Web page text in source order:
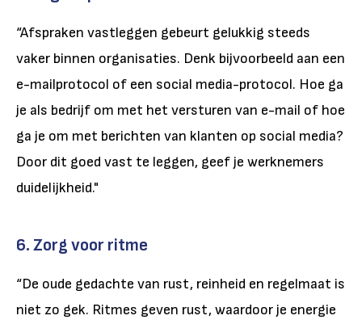
“Afspraken vastleggen gebeurt gelukkig steeds
vaker binnen organisaties. Denk bijvoorbeeld aan een
e-mailprotocol of een social media-protocol. Hoe ga
je als bedrijf om met het versturen van e-mail of hoe
ga je om met berichten van klanten op social media?
Door dit goed vast te leggen, geef je werknemers
duidelijkheid."
6. Zorg voor ritme
“De oude gedachte van rust, reinheid en regelmaat is
niet zo gek. Ritmes geven rust, waardoor je energie